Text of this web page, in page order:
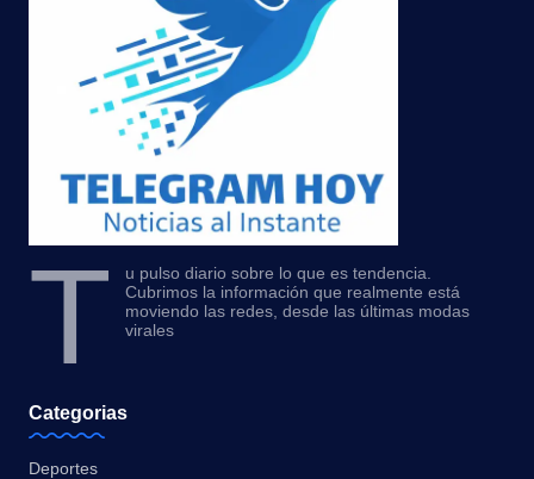
T
u pulso diario sobre lo que es tendencia.
Cubrimos la información que realmente está
moviendo las redes, desde las últimas modas
virales
Categorias
Deportes